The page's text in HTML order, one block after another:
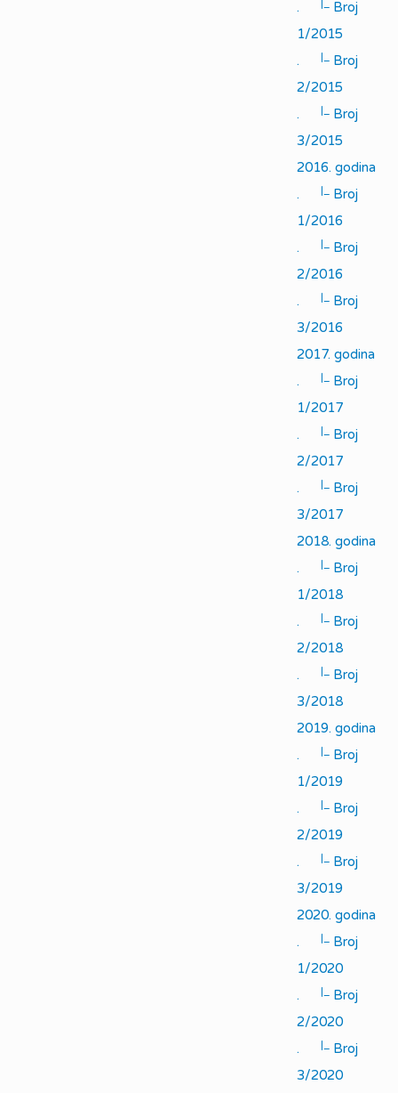
.
Broj
1/2015
.
|_ Broj
2/2015
.
|_ Broj
3/2015
2016. godina
.
|_ Broj
1/2016
.
|_ Broj
2/2016
.
|_ Broj
3/2016
2017. godina
.
|_ Broj
1/2017
.
|_ Broj
2/2017
.
|_ Broj
3/2017
2018. godina
.
|_ Broj
1/2018
.
|_ Broj
2/2018
.
|_ Broj
3/2018
2019. godina
.
|_ Broj
1/2019
.
|_ Broj
2/2019
.
|_ Broj
3/2019
2020. godina
.
|_ Broj
1/2020
.
|_ Broj
2/2020
.
|_ Broj
3/2020